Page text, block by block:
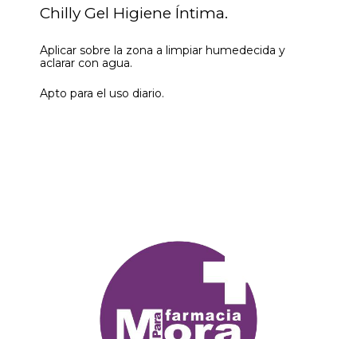
Chilly Gel Higiene Íntima.
Aplicar sobre la zona a limpiar humedecida y
aclarar con agua.
Apto para el uso diario.